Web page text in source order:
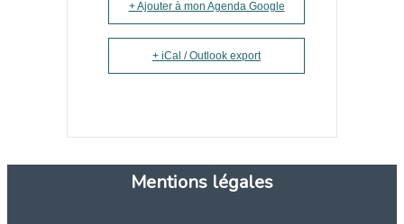
+ Ajouter à mon Agenda Google
+ iCal / Outlook export
Mentions légales